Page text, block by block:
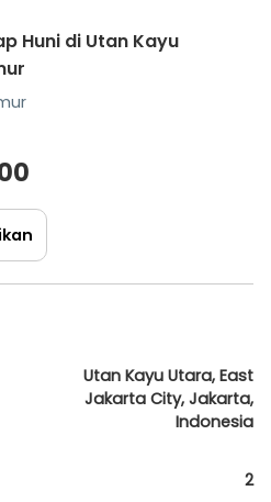
Huni di Utan Kayu
Utan Kayu Utara, East
Jakarta City, Jakarta,
Indonesia
2